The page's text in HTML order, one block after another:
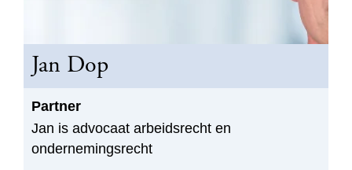
Jan Dop
Partner
Jan is advocaat arbeidsrecht en
ondernemingsrecht